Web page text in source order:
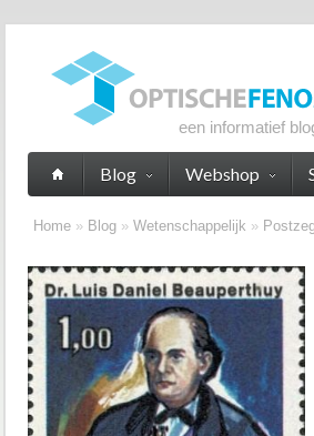
een informatief
Home » Blog » Wetenschappelijk »
Blog Webshop